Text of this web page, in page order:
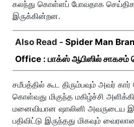
கலந்து கொள்ளப் போவதாக
இருக்கின்றன.
Also Read - Spider Man
Office : பாக்ஸ் ஆபிஸில்
சமீபத்தில் கூட திரும்பவும் அவர் கார்
கொள்வது மிகுந்த மகிழ்ச்சி
மனைவியான ஷாலினி அவருடைய
பதிவிட்டு இருந்தது மிகவும்